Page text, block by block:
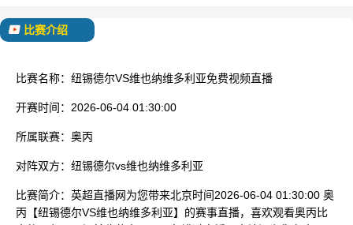
比赛介绍
比赛名称： 纽锡德尔VS维也纳维多利亚免费视频直播
开赛时间： 2026-06-04 01:30:00
所属联赛： 奥丙
对阵双方： 纽锡德尔vs维也纳维多利亚
比赛简介： 英超直播网为您带来北京时间2026-06-04 01:30:00 奥
丙【纽锡德尔VS维也纳维多利亚】的赛事直播，喜欢观看奥丙比